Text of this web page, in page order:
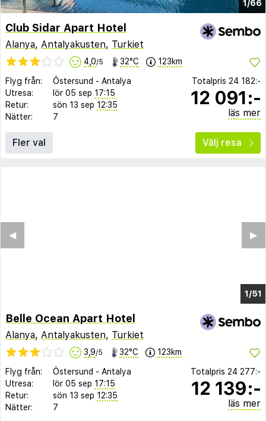
1/66
Club Sidar Apart Hotel
Alanya, Antalyakusten, Turkiet
4,0/5 32°C 123km
Flyg från: Östersund - Antalya
Utresa:
lör 05 sep 17:15
Retur:
sön 13 sep 12:35
Nätter:
7
Totalpris 24 182:-
12 091:-
läs mer
Fler val Välj resa
1/44
▶︎
◀︎
Belle Ocean Apart Hotel
Alanya, Antalyakusten, Turkiet
3,9/5 32°C 123km
Flyg från: Östersund - Antalya
Utresa:
lör 05 sep 17:15
Retur:
sön 13 sep 12:35
Nätter:
7
Totalpris 24 277:-
12 139:-
läs mer